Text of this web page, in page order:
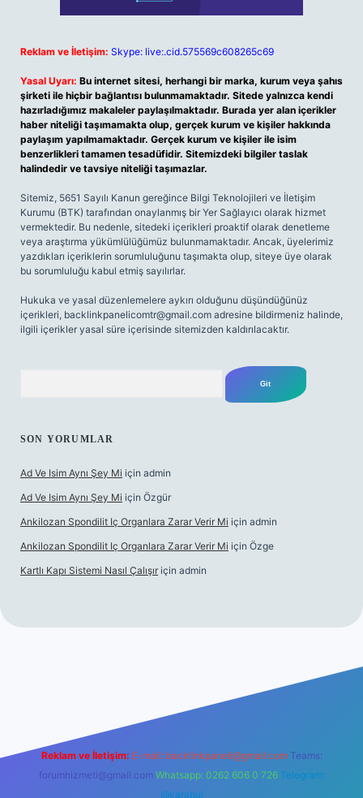
Reklam ve İletişim: Skype: live:.cid.575569c608265c69
Yasal Uyarı: Bu internet sitesi, herhangi bir marka, kurum veya şahıs
şirketi ile hiçbir bağlantısı bulunmamaktadır. Sitede yalnızca kendi
hazırladığımız makaleler paylaşılmaktadır. Burada yer alan içerikler
haber niteliği taşımamakta olup, gerçek kurum ve kişiler hakkında
paylaşım yapılmamaktadır. Gerçek kurum ve kişiler ile isim
benzerlikleri tamamen tesadüfidir. Sitemizdeki bilgiler taslak
halindedir ve tavsiye niteliği taşımazlar.
Sitemiz, 5651 Sayılı Kanun gereğince Bilgi Teknolojileri ve İletişim
Kurumu (BTK) tarafından onaylanmış bir Yer Sağlayıcı olarak hizmet
vermektedir. Bu nedenle, sitedeki içerikleri proaktif olarak denetleme
veya araştırma yükümlülüğümüz bulunmamaktadır. Ancak, üyelerimiz
yazdıkları içeriklerin sorumluluğunu taşımakta olup, siteye üye olarak
bu sorumluluğu kabul etmiş sayılırlar.
Hukuka ve yasal düzenlemelere aykırı olduğunu düşündüğünüz
içerikleri, backlinkpanelicomtr@gmail.com adresine bildirmeniz halinde,
ilgili içerikler yasal süre içerisinde sitemizden kaldırılacaktır.
SON YORUMLAR
Ad Ve Isim Aynı Şey Mi için admin
Ad Ve Isim Aynı Şey Mi için Özgür
Ankilozan Spondilit Iç Organlara Zarar Verir Mi için admin
Ankilozan Spondilit Iç Organlara Zarar Verir Mi için Özge
Kartlı Kapı Sistemi Nasıl Çalışır için admin
Reklam ve İletişim: E-mail: backlinkpaneli@gmail.com Teams:
forumhizmeti@gmail.com Whatsapp: 0262 606 0 726 Telegram:
@karabul